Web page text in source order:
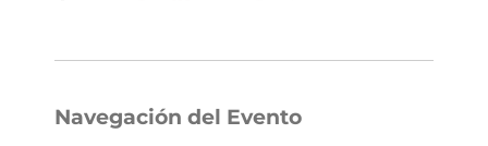
Navegación del Evento